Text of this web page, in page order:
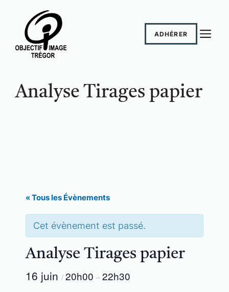
contenu
ADHÉRER
Analyse Tirages papier
« Tous les Évènements
Cet évènement est passé.
Analyse Tirages papier
16 juin /20h00 –22h30